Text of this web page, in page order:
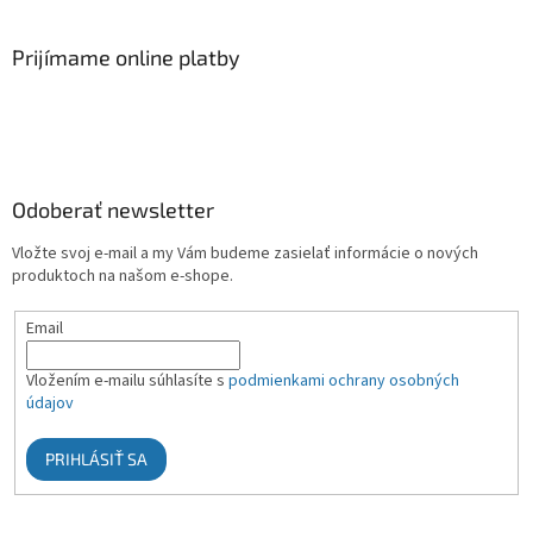
Prijímame online platby
Odoberať newsletter
Vložte svoj e-mail a my Vám budeme zasielať informácie o nových
produktoch na našom e-shope.
Email
Vložením e-mailu súhlasíte s podmienkami ochrany osobných
údajov
PRIHLÁSIŤ SA